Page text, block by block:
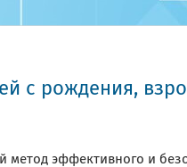
с рождения,
эффективного и